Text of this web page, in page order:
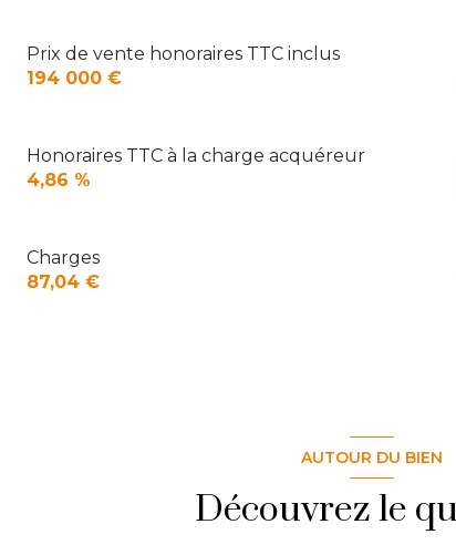
Prix de vente honoraires TTC inclus
194 000 €
Honoraires TTC à la charge acquéreur
4,86 %
Charges
87,04 €
AUTOUR DU BIEN
Découvrez le